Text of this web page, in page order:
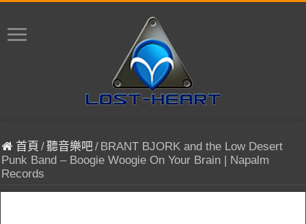
首頁 /聽音樂吧/ BRANT BJORK and the Low Desert
Punk Band – Boogie Woogie On Your Brain | Napalm
Records